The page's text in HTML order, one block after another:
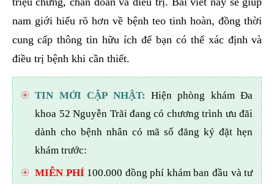
nam giới hiểu rõ hơn về bệnh teo tinh hoàn, đồng thời
cung cấp thông tin hữu ích để bạn có thể xác định và
điều trị bệnh khi cần thiết.
TIN MỚI CẬP NHẬT: Hiện phòng khám Đa
khoa 52 Nguyễn Trãi đang có chương trình ưu đãi
dành cho bệnh nhân có mã số đăng ký đặt hẹn
khám trước:
MIỄN PHÍ 100.000 đồng phí khám ban đầu và tư